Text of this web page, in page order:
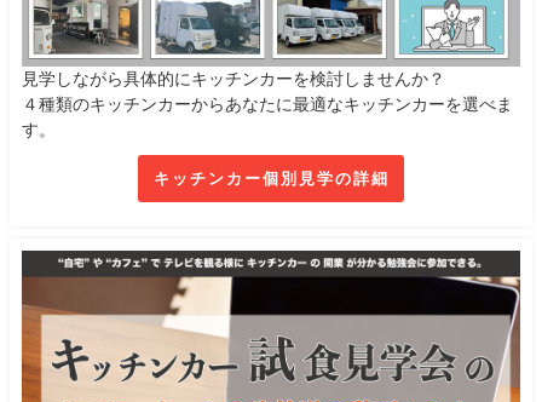
見学しながら具体的にキッチンカーを検討しませんか？
４種類のキッチンカーからあなたに最適なキッチンカーを選べま
す。
キッチンカー個別見学の詳細